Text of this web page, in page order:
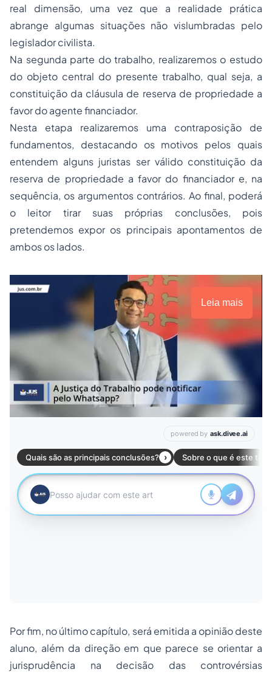
real dimensão, uma vez que a realidade prática
abrange algumas situações não vislumbradas pelo
legislador civilista.
Na segunda parte do trabalho, realizaremos o estudo
do objeto central do presente trabalho, qual seja, a
constituição da cláusula de reserva de propriedade a
favor do agente financiador.
Nesta etapa realizaremos uma contraposição de
fundamentos, destacando os motivos pelos quais
entendem alguns juristas ser válido constituição da
reserva de propriedade a favor do financiador e, na
sequência, os argumentos contrários. Ao final, poderá
o leitor tirar suas próprias conclusões, pois
pretendemos expor os principais apontamentos de
ambos os lados.
Leia mais
Por fim, no último capítulo, será emitida a opinião deste
aluno, além da direção em que parece se orientar a
jurisprudência na decisão das controvérsias